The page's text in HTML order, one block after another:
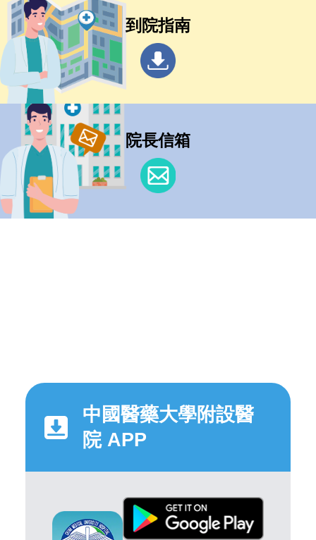
到院指南
院長信箱
中國醫藥大學附設醫
院 APP